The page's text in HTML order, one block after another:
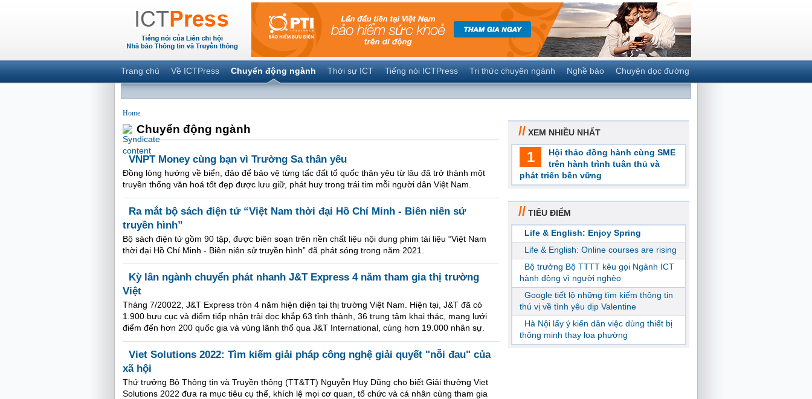
Trang chủ Về ICTPress Chuyển động ngành Thời sự ICT Tiếng nói ICTPress Tri thức chuyên ngành Nghề báo Chuyện dọc đường
Home
Chuyển động ngành
VNPT Money cùng bạn vì Trường Sa thân yêu
Đồng lòng hướng về biển, đảo để bảo vệ từng tấc đất tổ quốc thân yêu từ lâu đã trở thành một
truyền thống văn hoá tốt đẹp được lưu giữ, phát huy trong trái tim mỗi người dân Việt Nam.
Ra mắt bộ sách điện tử “Việt Nam thời đại Hồ Chí Minh - Biên niên sử
truyền hình”
Bộ sách điện tử gồm 90 tập, được biên soạn trên nền chất liệu nội dung phim tài liệu “Việt Nam
thời đại Hồ Chí Minh - Biên niên sử truyền hình” đã phát sóng trong năm 2021.
Kỳ lân ngành chuyển phát nhanh J&T Express 4 năm tham gia thị trường
Việt
Tháng 7/20022, J&T Express tròn 4 năm hiện diện tại thị trường Việt Nam. Hiện tại, J&T đã có
1.900 bưu cục và điểm tiếp nhận trải dọc khắp 63 tỉnh thành, 36 trung tâm khai thác, mạng lưới
điểm đến hơn 200 quốc gia và vùng lãnh thổ qua J&T International, cùng hơn 19.000 nhân sự.
Viet Solutions 2022: Tìm kiếm giải pháp công nghệ giải quyết "nỗi đau" của
xã hội
Thứ trưởng Bộ Thông tin và Truyền thông (TT&TT) Nguyễn Huy Dũng cho biết Giải thưởng Viet
Solutions 2022 đưa ra mục tiêu cụ thể, khích lệ mọi cơ quan, tổ chức và cá nhân cùng tham gia
// XEM NHIỀU NHẤT
1
Hội thảo đồng hành cùng SME
trên hành trình tuân thủ và
phát triển bền vững
// TIÊU ĐIỂM
Life & English: Enjoy Spring
Life & English: Online courses are rising
Bộ trưởng Bộ TTTT kêu gọi Ngành ICT
hành động vì người nghèo
Google tiết lộ những tìm kiếm thông tin
thú vị về tình yêu dịp Valentine
Hà Nội lấy ý kiến dân việc dùng thiết bị
thông minh thay loa phường